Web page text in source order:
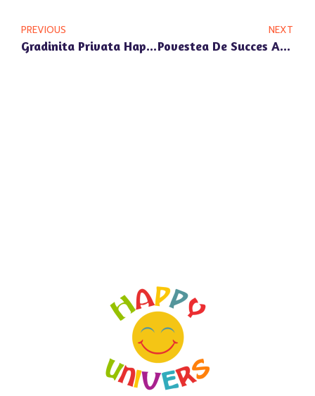
PREVIOUS
Gradinita Privata Happy Univers – Un Spatiu Educational Modern In Voluntari Si Pipera
NEXT
Povestea De Succes A Gradinitei Private Happy Univers Din Voluntari